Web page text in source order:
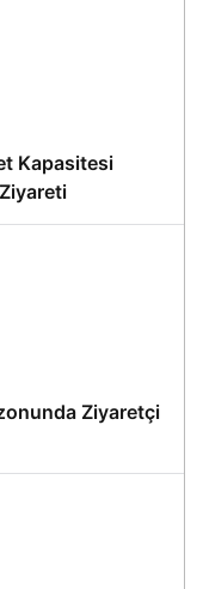
Kapasitesi
Ziyaretçi